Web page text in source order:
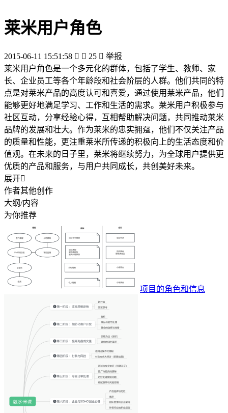
莱米用户角色
2015-06-11 15:51:58   25  举报
莱米用户角色是一个多元化的群体，包括了学生、教师、家
长、企业员工等各个年龄段和社会阶层的人群。他们共同的特
点是对莱米产品的高度认可和喜爱，通过使用莱米产品，他们
能够更好地满足学习、工作和生活的需求。莱米用户积极参与
社区互动，分享经验心得，互相帮助解决问题，共同推动莱米
品牌的发展和壮大。作为莱米的忠实拥趸，他们不仅关注产品
的质量和性能，更注重莱米所传递的积极向上的生活态度和价
值观。在未来的日子里，莱米将继续努力，为全球用户提供更
优质的产品和服务，与用户共同成长，共创美好未来。
展开
作者其他创作
大纲/内容
为你推荐
项目的角色和信息